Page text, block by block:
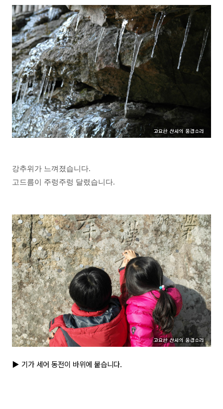
강추위가 느껴졌습니다.
고드름이 주렁주렁 달렸습니다.
▶ 기가 세어 동전이 바위에 붙습니다.